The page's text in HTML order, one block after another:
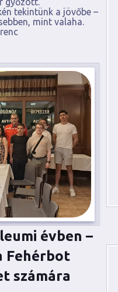
tekintünk a jövőbe –
mint valaha.
évben –
Fehérbot
számára